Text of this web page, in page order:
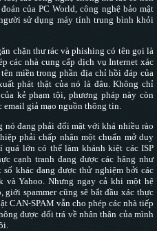
của PC World, công nghệ bảo mật
sử dụng máy tính trung bình khỏi
chặn thư rác và phishing có tên gọi là
các nhà cung cấp dịch vụ Internet xác
miền trong phần địa chỉ hồi đáp của
phát thật của nó là đâu. Không chỉ
kẻ phạm tội, phương pháp này còn
email giả mạo nguồn thông tin.
nó đang phải đối mặt với khá nhiều rào
phải chấp nhận một chuẩn mở duy
lớn có thể làm khánh kiệt các ISP
cạnh tranh đang được các hãng như
khác đang được thử nghiệm bởi các
và Yahoo. Nhưng ngay cả khi một hệ
spammer cũng sẽ bắt đầu xác thực
CAN-SPAM vẫn cho phép các nhà tiếp
được dối trá về nhân thân của mình